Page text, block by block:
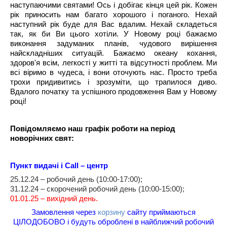
наступаючими святами! Ось і добігає кінця цей рік. Кожен
рік приносить нам багато хорошого і поганого. Нехай
наступний рік буде для Вас вдалим. Нехай складеться
так, як би Ви цього хотіли. У Новому році бажаємо
виконання задуманих планів, чудового вирішення
найскладніших ситуацій. Бажаємо океану кохання,
здоров'я всім, легкості у житті та відсутності проблем. Ми
всі віримо в чудеса, і вони оточують нас. Просто треба
трохи придивитись і зрозуміти, що трапилося диво.
Вдалого початку та успішного продовження Вам у Новому
році!
Повідомляємо наш графік роботи на період
новорічних свят:
Пункт видачі і Call – центр
25.12.24 – робочий день (10:00-17:00);
31.12.24 – скорочений робочий день (10:00-15:00);
01.01.25 – вихідний день.
Замовлення через корзину сайту приймаються
ЦІЛОДОБОВО і будуть оброблені в найближчий робочий